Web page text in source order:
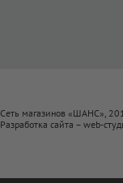
Сеть магазинов «ШАНС»,
Разработка сайта – web-